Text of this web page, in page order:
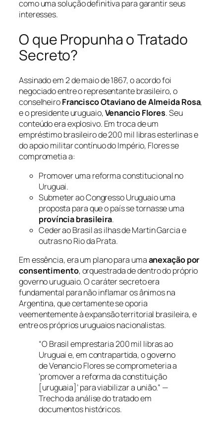
como uma solução definitiva para garantir seus
interesses.
O que Propunha o Tratado
Secreto?
Assinado em 2 de maio de 1867, o acordo foi
negociado entre o representante brasileiro, o
conselheiroFrancisco Otaviano de Almeida Rosa,
e o presidente uruguaio,Venancio Flores. Seu
conteúdo era explosivo. Em troca de um
empréstimo brasileiro de 200 mil libras esterlinas e
do apoio militar contínuo do Império, Flores se
comprometia a:
Promover uma reforma constitucional no
Uruguai.
Submeter ao Congresso Uruguaio uma
proposta para que o país se tornasse uma
província brasileira.
Ceder ao Brasil as ilhas de Martin Garcia e
outras no Rio da Prata.
Em essência, era um plano para umaanexação por
consentimento, orquestrada de dentro do próprio
governo uruguaio. O caráter secreto era
fundamental para não inflamar os ânimos na
Argentina, que certamente se oporia
veementemente à expansão territorial brasileira, e
entre os próprios uruguaios nacionalistas.
“O Brasil emprestaria 200 mil libras ao
Uruguai e, em contrapartida, o governo
de Venancio Flores se comprometeria a
‘promover a reforma da constituição
[uruguaia]’ para viabilizar a união.” —
Trecho da análise do tratado em
documentos históricos.